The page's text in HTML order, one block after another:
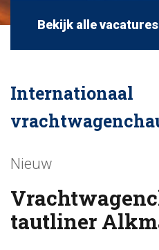
Bekijk alle vacatures
Internationaal
Nieuw
tautliner